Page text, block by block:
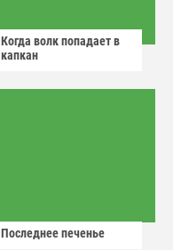
Когда волк попадает в
капкан
Последнее печенье